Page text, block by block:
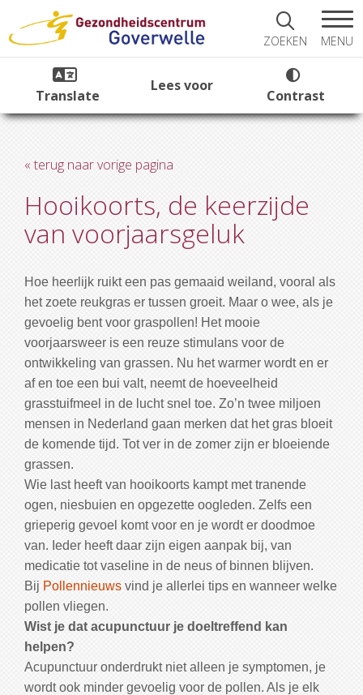
ZOEKEN MENU
Translate
Lees voor
Contrast
« terug naar vorige pagina
Hooikoorts, de keerzijde
van voorjaarsgeluk
Hoe heerlijk ruikt een pas gemaaid weiland, vooral als
het zoete reukgras er tussen groeit. Maar o wee, als je
gevoelig bent voor graspollen! Het mooie
voorjaarsweer is een reuze stimulans voor de
ontwikkeling van grassen. Nu het warmer wordt en er
af en toe een bui valt, neemt de hoeveelheid
grasstuifmeel in de lucht snel toe. Zo’n twee miljoen
mensen in Nederland gaan merken dat het gras bloeit
de komende tijd. Tot ver in de zomer zijn er bloeiende
grassen.
Wie last heeft van hooikoorts kampt met tranende
ogen, niesbuien en opgezette oogleden. Zelfs een
grieperig gevoel komt voor en je wordt er doodmoe
van. Ieder heeft daar zijn eigen aanpak bij, van
medicatie tot vaseline in de neus of binnen blijven.
Bij Pollennieuws vind je allerlei tips en wanneer welke
pollen vliegen.
Wist je dat acupunctuur je doeltreffend kan
helpen?
Acupunctuur onderdrukt niet alleen je symptomen, je
wordt ook minder gevoelig voor de pollen. Als je elk